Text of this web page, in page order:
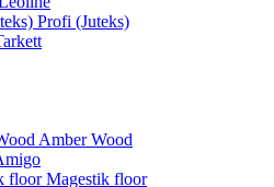
Profi (Juteks)
Amber Wood
Magestik floor